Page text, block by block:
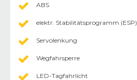
ABS
elektr. Stabilitätsprogramm (ESP)
Servolenkung
Wegfahrsperre
LED-Tagfahrlicht